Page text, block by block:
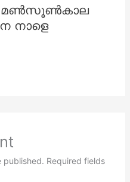
മൺസൂൺകാല
നാളെ
published. Required fields